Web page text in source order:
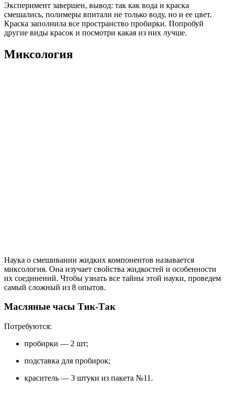
Эксперимент завершен, вывод: так как вода и краска
смешались, полимеры впитали не только воду, но и ее цвет.
Краска заполнила все пространство пробирки. Попробуй
другие виды красок и посмотри какая из них лучше.
Миксология
Наука о смешивании жидких компонентов называется
миксология. Она изучает свойства жидкостей и особенности
их соединений. Чтобы узнать все тайны этой науки, проведем
самый сложный из 8 опытов.
Масляные часы Тик-Так
Потребуются:
пробирки — 2 шт;
подставка для пробирок;
краситель — 3 штуки из пакета №11.